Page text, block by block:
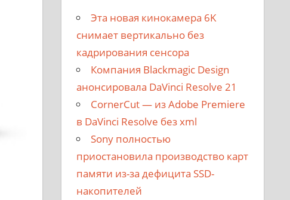
Эта новая кинокамера 6K
снимает вертикально без
кадрирования сенсора
Компания Blackmagic Design
анонсировала DaVinci Resolve 21
CornerCut — из Adobe Premiere
в DaVinci Resolve без xml
Sony полностью
приостановила производство карт
памяти из-за дефицита SSD-
накопителей